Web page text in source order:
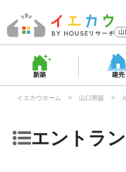
山
新築 建売
イエカウホーム 山口県版
エントラ